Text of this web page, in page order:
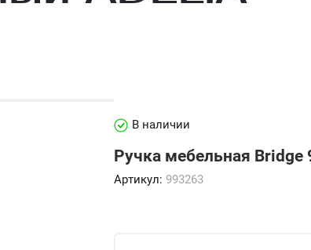
В наличии
Ручка мебельная Bridge
Артикул: 993263